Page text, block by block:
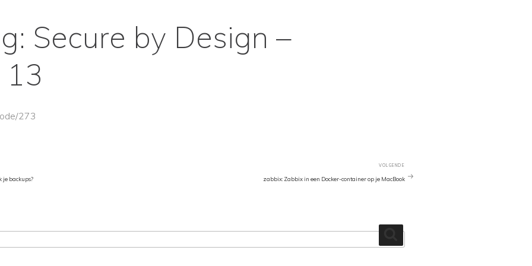
Secure by Design –
273
je backups?
Bericht
VOLGENDE
zabbix: Zabbix in een Docker-container op je MacBook
Zoeken